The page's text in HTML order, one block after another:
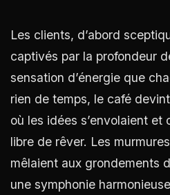
Les clients, d’abord
captivés par la profondeur
sensation d’énergie que
rien de temps, le café
où les idées s’envolaient
libre de rêver. Les
mêlaient aux grondements
une symphonie